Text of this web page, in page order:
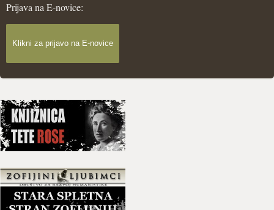
Prijava na E-novice:
Klikni za prijavo na E-novice